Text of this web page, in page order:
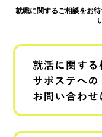
就職に関するご相談をお